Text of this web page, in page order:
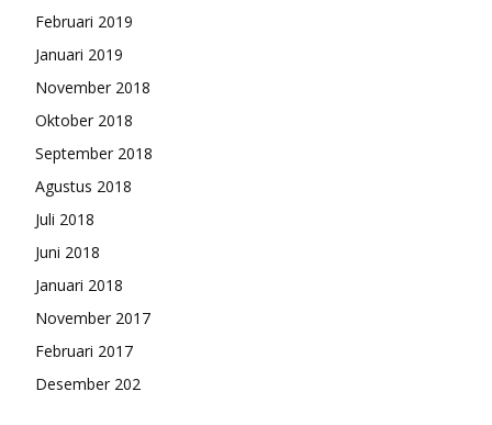
Februari 2019
Januari 2019
November 2018
Oktober 2018
September 2018
Agustus 2018
Juli 2018
Juni 2018
Januari 2018
November 2017
Februari 2017
Desember 202